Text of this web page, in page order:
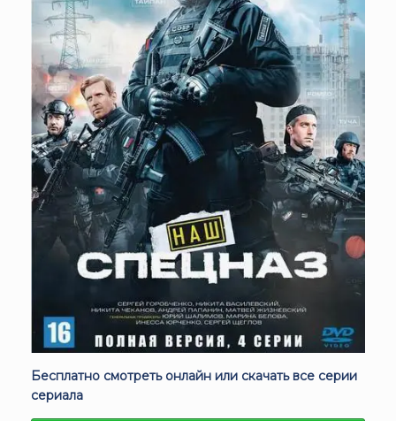
Бесплатно смотреть онлайн или скачать все серии
сериала